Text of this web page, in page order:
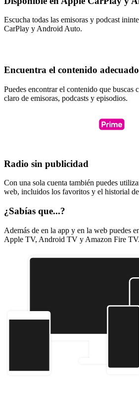
Escucha todas las emisoras y podcast
CarPlay y Android Auto.
Encuentra el contenido adecuado
Puedes encontrar el contenido que buscas
claro de emisoras, podcasts y episodios.
Radio sin publicidad
Con una sola cuenta también puedes
web, incluidos los favoritos y el historial de
¿Sabías que...?
Además de en la app y en la web puedes
Apple TV, Android TV y Amazon Fire TV.